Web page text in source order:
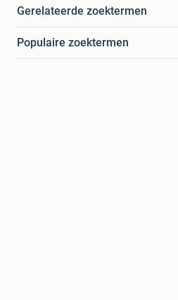
Gerelateerde zoektermen
Populaire zoektermen